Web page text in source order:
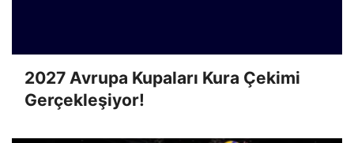
2027 Avrupa Kupaları Kura Çekimi
Gerçekleşiyor!